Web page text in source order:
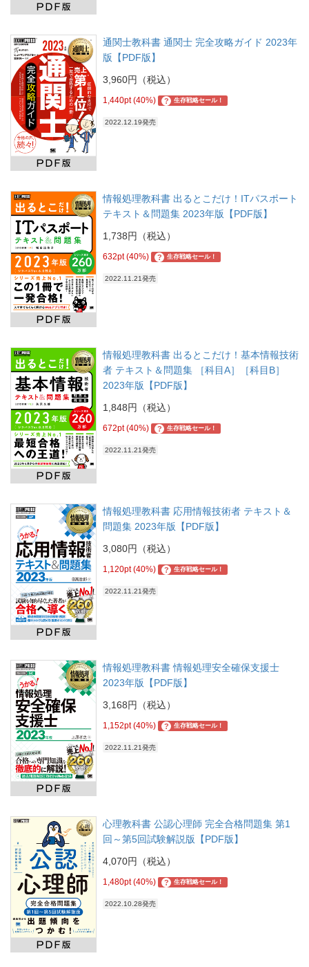
通関士教科書 通関士 完全攻略ガイド 2023年
版【PDF版】
3,960円（税込）
1,440pt (40%) ? 生存戦略セール！
2022.12.19発売
情報処理教科書 出るとこだけ！ITパスポート
テキスト＆問題集 2023年版【PDF版】
1,738円（税込）
632pt (40%) ? 生存戦略セール！
2022.11.21発売
情報処理教科書 出るとこだけ！基本情報技術
者 テキスト＆問題集 ［科目A］［科目B］
2023年版【PDF版】
1,848円（税込）
672pt (40%) ? 生存戦略セール！
2022.11.21発売
情報処理教科書 応用情報技術者 テキスト＆
問題集 2023年版【PDF版】
3,080円（税込）
1,120pt (40%) ? 生存戦略セール！
2022.11.21発売
情報処理教科書 情報処理安全確保支援士
2023年版【PDF版】
3,168円（税込）
1,152pt (40%) ? 生存戦略セール！
2022.11.21発売
心理教科書 公認心理師 完全合格問題集 第1
回～第5回試験解説版【PDF版】
4,070円（税込）
1,480pt (40%) ? 生存戦略セール！
2022.10.28発売